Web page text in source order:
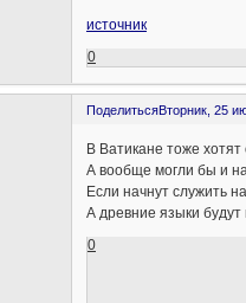
источник
0
ПоделитьсяВторник, 25
В Ватикане тоже
А вообще могли бы и
Если начнут служить
А древние языки
0